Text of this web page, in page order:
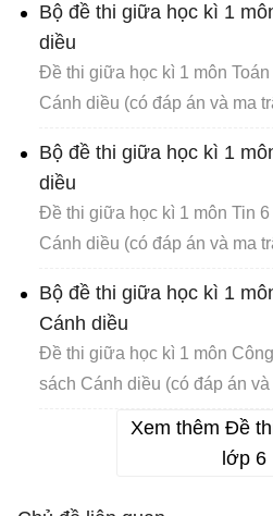
Bộ đề thi giữa học kì 1
diều
Đề thi giữa học kì 1 môn
Cánh diều (có đáp án và ma
Bộ đề thi giữa học kì 1
diều
Đề thi giữa học kì 1 môn Tin
Cánh diều (có đáp án và ma
Bộ đề thi giữa học kì 1
Cánh diều
Đề thi giữa học kì 1 môn
sách Cánh diều (có đáp án và
Xem thêm Đề
lớp 6